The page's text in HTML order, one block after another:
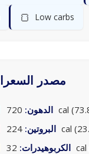
🍞 Low carbs
مصدر
الدهون: 720 cal
البروتين: 224 cal
الكربوهيدرات: 32